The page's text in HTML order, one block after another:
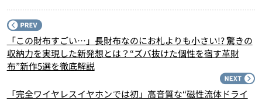
「この財布すごい…」長財布なのにお札よりも小さい!? 驚きの
収納力を実現した新発想とは？“ズバ抜けた個性を宿す革財
布”新作5選を徹底解説
「完全ワイヤレスイヤホンでは初」高音質な“磁性流体ドライ